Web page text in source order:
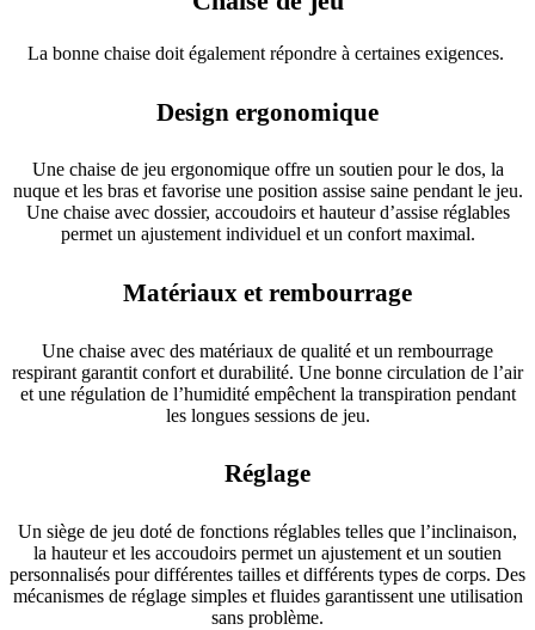
La bonne chaise doit également répondre à certaines exigences.
Design ergonomique
Une chaise de jeu ergonomique offre un soutien pour le dos, la
nuque et les bras et favorise une position assise saine pendant le jeu.
Une chaise avec dossier, accoudoirs et hauteur d’assise réglables
permet un ajustement individuel et un confort maximal.
Matériaux et rembourrage
Une chaise avec des matériaux de qualité et un rembourrage
respirant garantit confort et durabilité. Une bonne circulation de l’air
et une régulation de l’humidité empêchent la transpiration pendant
les longues sessions de jeu.
Réglage
Un siège de jeu doté de fonctions réglables telles que l’inclinaison,
la hauteur et les accoudoirs permet un ajustement et un soutien
personnalisés pour différentes tailles et différents types de corps. Des
mécanismes de réglage simples et fluides garantissent une utilisation
sans problème.